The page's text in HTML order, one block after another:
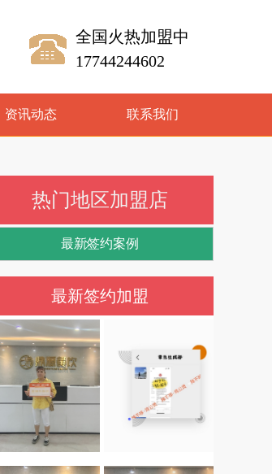
全国火热加盟中
17744244602
资讯动态 联系我们
热门地区加盟店
最新签约案例
最新签约加盟
罗女士签约辣不哆
鸡公煲
成都覃总成功签约
辣不哆鸡公煲
2024年5月15日 新疆
库尔勒李先生成功
签约辣不哆鸡公煲
2024年4月15日 四川
成都刘先生成功签
约辣不哆鸡公煲